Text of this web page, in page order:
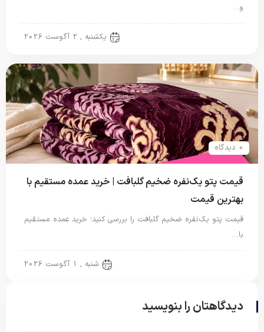
و…
یکشنبه , 2 آگوست 2026
0 دیدگاه
قیمت پتو یک‌نفره ضخیم گلبافت | خرید عمده مستقیم با
بهترین قیمت
قیمت پتو یک‌نفره ضخیم گلبافت را بررسی کنید؛ خرید عمده مستقیم
با…
شنبه , 1 آگوست 2026
دیدگاهتان را بنویسید